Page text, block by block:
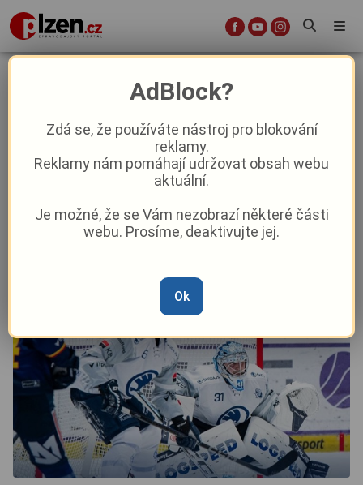
Indiáni zapisují první prohru, srazil
je smolný gól i střelecká
nemohoucnost
Sport Aktuálně
Marie Osvaldová –14. 9. 2025|17:10
AdBlock?
Zdá se, že používáte nástroj pro blokování
reklamy.
Reklamy nám pomáhají udržovat obsah webu
aktuální.
Je možné, že se Vám nezobrazí některé části
webu. Prosíme, deaktivujte jej.
Ok